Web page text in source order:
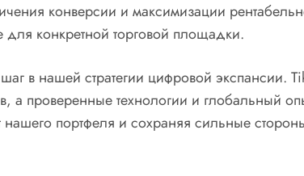
конверсии и максимизации
для конкретной торговой площадки.
в нашей стратегии цифровой экспансии.
а проверенные технологии и глобальный
портфеля и сохраняя сильные